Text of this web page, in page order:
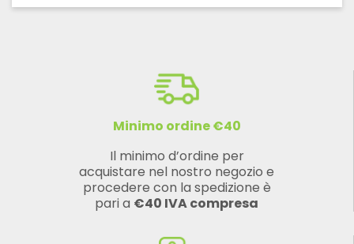
Minimo ordine €40
Il minimo d’ordine per
acquistare nel nostro negozio e
procedere con la spedizione è
pari a €40 IVA compresa